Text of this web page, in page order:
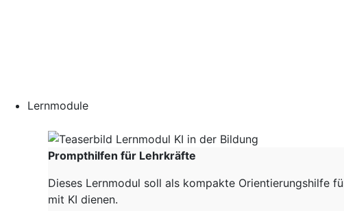
Lernmodule
Prompthilfen für Lehrkräfte
Dieses Lernmodul soll als kompakte Orientierungshilfe
mit KI dienen.